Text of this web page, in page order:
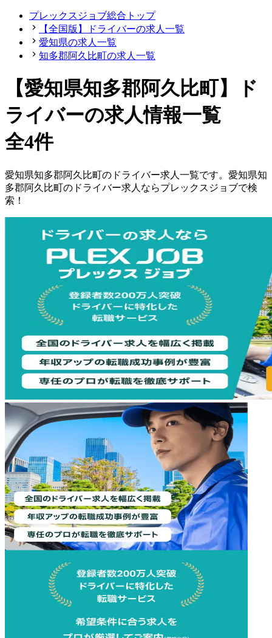
プレックスジョブ総合トップ
【全国版】ドライバーの求人一覧
愛知県の求人一覧
知多郡阿久比町の求人一覧
【愛知県知多郡阿久比町】ド
ライバーの求人情報一覧
全4件
愛知県知多郡阿久比町の ドライバー求人一覧です。 愛知県知
多郡阿久比町の ドライバー求人ならプレックスジョブで検
索！